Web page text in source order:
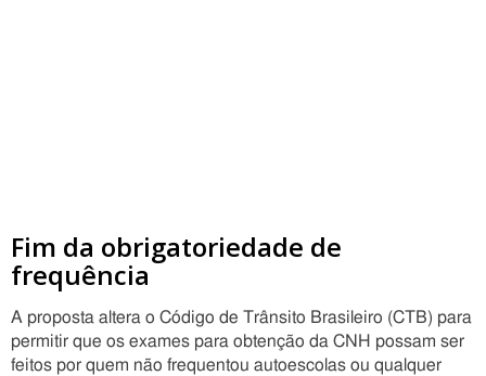
Fim da obrigatoriedade de
frequência
A proposta altera o Código de Trânsito Brasileiro (CTB) para
permitir que os exames para obtenção da CNH possam ser
feitos por quem não frequentou autoescolas ou qualquer